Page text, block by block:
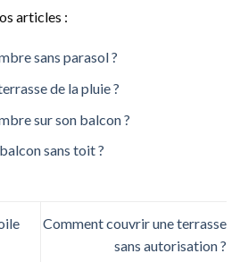
articles :
sans parasol ?
de la pluie ?
sur son balcon ?
sans toit ?
Comment couvrir une terrasse
sans autorisation ?